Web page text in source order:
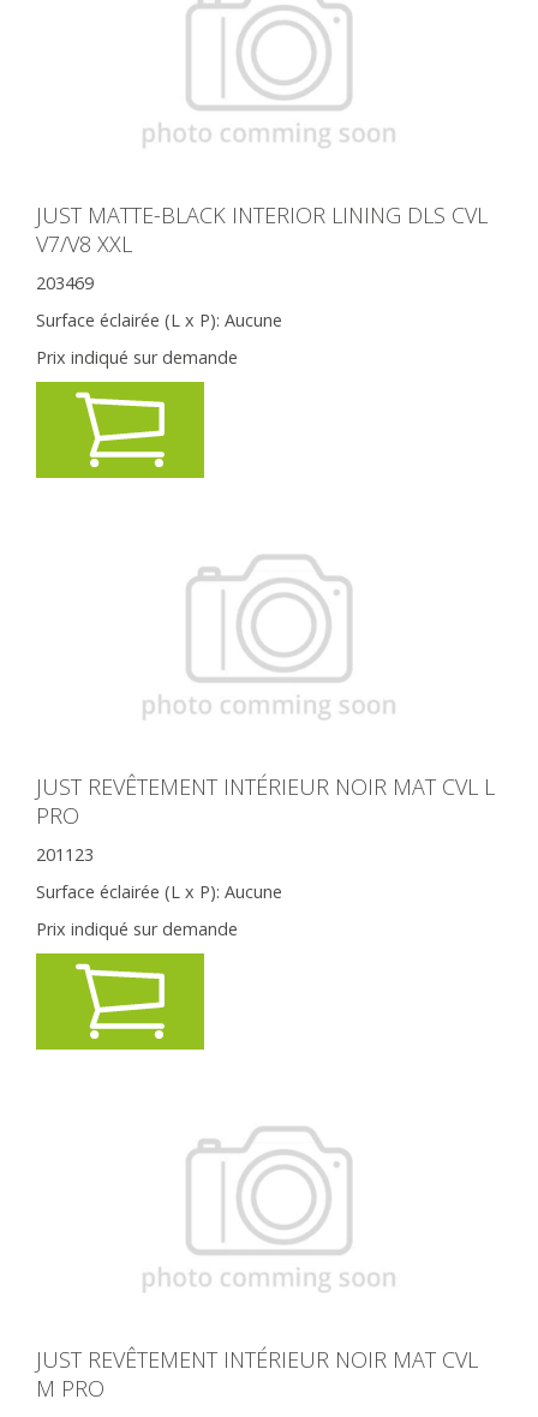
JUST MATTE-BLACK INTERIOR LINING DLS CVL
V7/V8 XXL
203469
Surface éclairée (L x P): Aucune
Prix indiqué sur demande
JUST REVÊTEMENT INTÉRIEUR NOIR MAT CVL L
PRO
201123
Surface éclairée (L x P): Aucune
Prix indiqué sur demande
JUST REVÊTEMENT INTÉRIEUR NOIR MAT CVL
M PRO